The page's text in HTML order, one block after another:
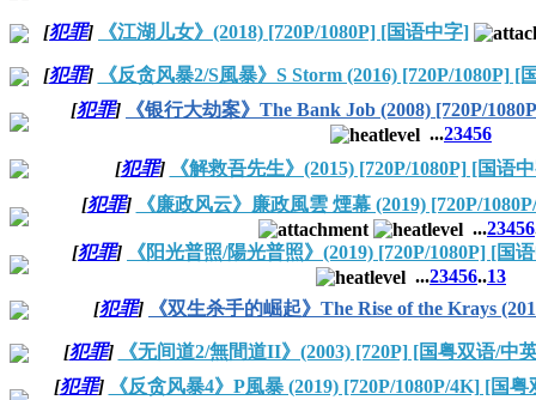
[犯罪] 《江湖儿女》(2018) [720P/1080P] [国语中字]
[犯罪]
《反贪风暴2/S風暴》S Storm (2016) [720P/1080P] [
[犯罪]
《银行大劫案》The Bank Job (2008) [720P/
...23456
[犯罪]
《解救吾先生》(2015) [720P/1080P] [国语
[犯罪]
《廉政风云》廉政風雲 煙幕 (2019) [720P/
...23456
[犯罪]
《阳光普照/陽光普照》(2019) [720P/1080P] [国
...23456..13
[犯罪] 《双生杀手的崛起》The Rise of the Krays
[犯罪]
《无间道2/無間道II》(2003) [720P] [国粤双语/中
[犯罪]
《反贪风暴4》P風暴 (2019) [720P/1080P/4K] [国